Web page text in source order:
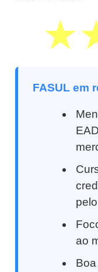
FASUL em
ao